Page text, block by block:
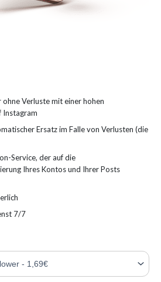
Verluste mit einer hohen
Instagram
Ersatz im Falle von Verlusten (die
Service, der auf die
Ihres Kontos und Ihrer Posts
7/7